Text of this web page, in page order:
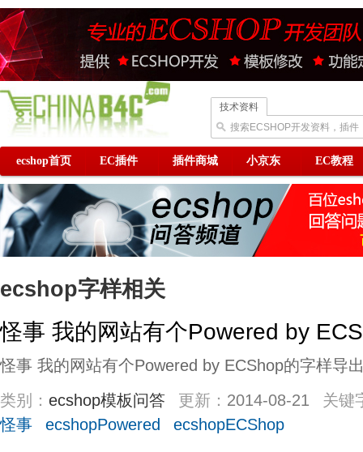
技术资料
搜索ECSHOP开发资料，插件
ecshop首页 EC插件 插件商城 小京东 EC教程
ecshop字样相关
怪事 我的网站有个Powered by
怪事 我的网站有个Powered by ECShop的字样导
类别： ecshop模板问答 更新： 2014-08-21
关键
怪事
ecshopPowered ecshopECShop